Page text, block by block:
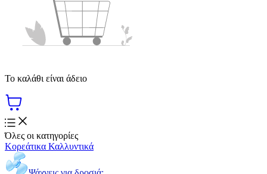
Το καλάθι είναι άδειο
Όλες οι κατηγορίες
Κορεάτικα Καλλυντικά